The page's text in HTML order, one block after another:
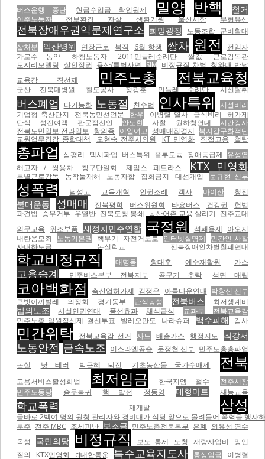
버스운행 중단
현금수입금 확인원제 밀양 반핵 철거
이주노동자 청보환경 자살 생환기원 울산시장 무형유산
전북장애우권익문제연구소 희망광장 노동조합 군비확대
살처분
익산병원 연장근로 복직 6월 항쟁 쌍차 원전
전임자
가로수 농약
하청노동자 2011민들레순례단 쌀값
근로감독관
토지리모델링 살인정권 용산/특별사면 SJM 비정규직 차별 청와대 반납
교육감 직선제
민주노총 전북교육청
군산 전북대병원 철도공사 정광훈 민들레 순례단 시신탈취
버스폐업 다기능화 노동절 친수법 인사특위
시설비리
기업형 축산단지
전북농민선언문 한우 이병렬 열사 급식비리
허가제
단식
성진여객 판문점선언 안도현 사찰 원하청연대
시간강사
전북도민일보·전라일보 황의종 이일여고 성매매집결지 복지갈구화적단
교원업무경감 종합대책
오현숙 전주시의원 KT 민영화 직접고용 철탑
총파업 삼평리 택시파업 버스특위 플루토늄 장애등급제 유성엽
해고자 / 쌍용차
창구단일화 제임스 페트라스 KTX 민영화
특별근로감독 농작물재해 노동자합 집회금지 대선개입 문규현 신부
성폭력 남성고 교육개혁 인권조례 객사 마이산 청진
불매운동 성매매 전북평학 버스위원회 타요버스 건강권
헌법
파견법 승무거부 우열반 전북도청 봉쇄 농산어촌 교육 살리기 전주교대
의무교육 위조부품 새정치민주연합 국정원 석패율제 아오지
내란음모죄
노동기본권 핵무기 자전거도로 인터넷실명제 민간인 사찰
사내하도급
논실학교 전북장애인차별철폐연대
학교비정규직 대명동 황태훈 예수재활원 가스
고용승계 민주버스본부 전북지부 공군기 추락 석면 매립
코아백화점 축산업허가제 김정은 아름다운연대 박창신 신부
큰빗이끼벌레
의정회 경기동부 단식농성 전북버스 최저생계비
법외노조 시설인권연대 풍선효과 채식급식 교과부
전북교육감
민주노총 임원직선제 결선투표
발레오만도 나라슈퍼 백수피해 감사
민간위탁 전북교육감 선거 사드 배출가스 행정지도 최강서
노동안전 금속노조 이스라엘공습 문정현 신부 민주노총총파업
논실
낫 테러 박근혜 퇴진 기초농산물 국가수매제 전북
고용서비스활성화법 최저임금 한국지엠 철수
전주시장
민주노동당
승무복귀 핵 발전 정동영 대형마트 재능교육
학교폭력 재개발 삼성
곧바로 2백여 명의 원청 관리자와 경비대가 식당 앞으로 몰려들어 폭력을 행
무주 전주 MBC 조세피난 보조금 민주노총전북본부 은폐 외유성 연수
옥성
국민의당 비정규직 보도 통제 도청 재량사업비
망언
질의
KTX민영화 cj대한통운 특수교육지도사 통상임금 이병렬